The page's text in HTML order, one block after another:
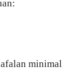
minimal